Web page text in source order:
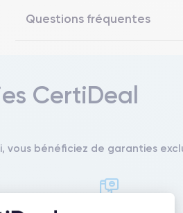
Questions fréquentes
CertiDeal
bénéficiez de garanties